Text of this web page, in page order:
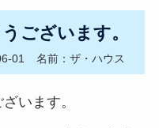
ございます。
01 名前：ザ・ハウス
います。